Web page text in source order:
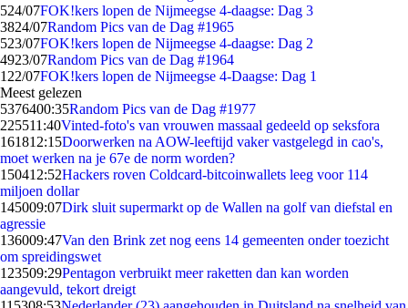
524/07FOK!kers lopen de Nijmeegse 4-daagse: Dag 3
3824/07Random Pics van de Dag #1965
523/07FOK!kers lopen de Nijmeegse 4-daagse: Dag 2
4923/07Random Pics van de Dag #1964
1 22/07FOK!kers lopen de Nijmeegse 4-Daagse: Dag 1
Meest gelezen
5376400:35Random Pics van de Dag #1977
225511:40Vinted-foto's van vrouwen massaal gedeeld op seksfora
161812:15Doorwerken na AOW-leeftijd vaker vastgelegd in cao's,
moet werken na je 67e de norm worden?
150412:52Hackers roven Coldcard-bitcoinwallets leeg voor 114
miljoen dollar
145009:07Dirk sluit supermarkt op de Wallen na golf van diefstal en
agressie
136009:47Van den Brink zet nog eens 14 gemeenten onder toezicht
om spreidingswet
123509:29Pentagon verbruikt meer raketten dan kan worden
aangevuld, tekort dreigt